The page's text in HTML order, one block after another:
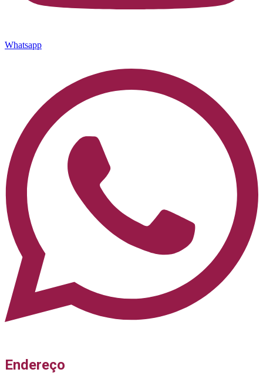
Whatsapp
Endereço